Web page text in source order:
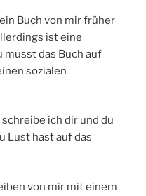
Buch von mir früher
ist eine
musst das Buch auf
sozialen
ich dir und du
Lust hast auf das
von mir mit einem